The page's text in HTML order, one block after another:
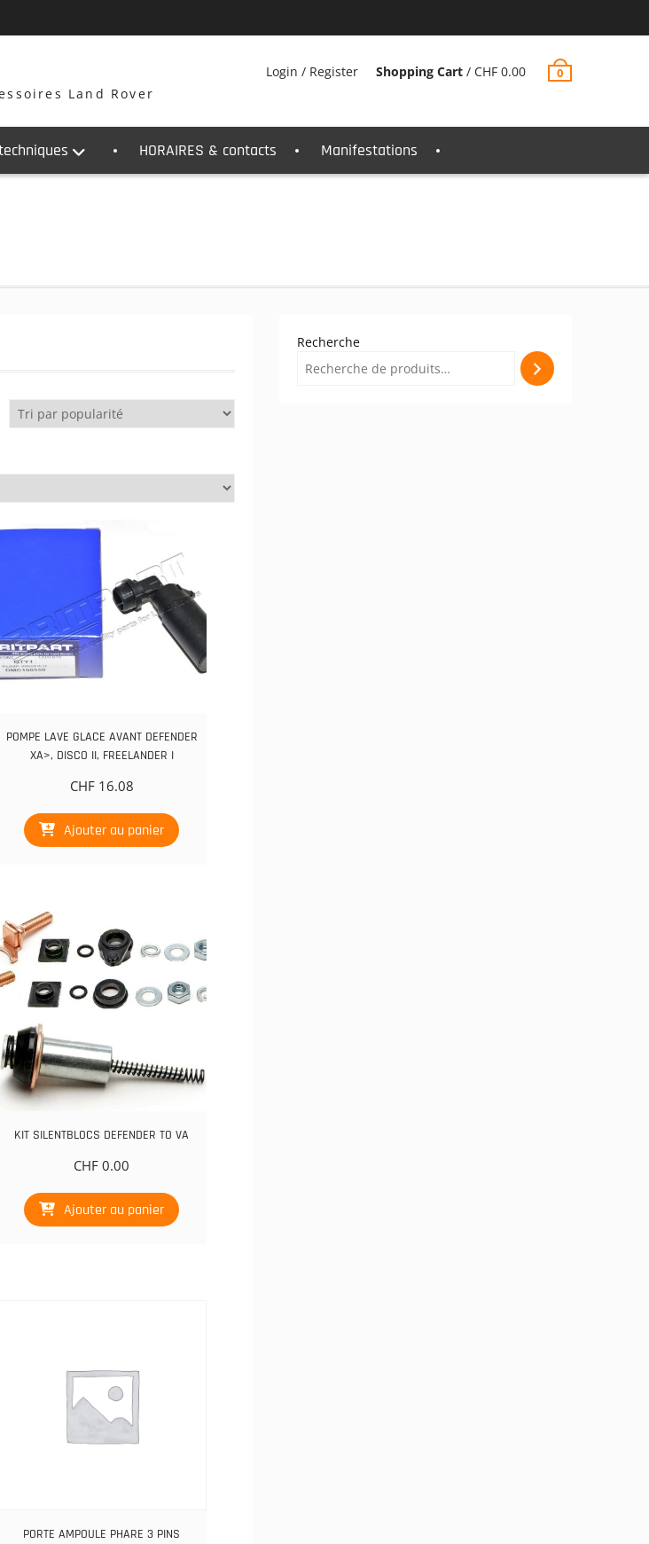
Land Rover
Login / Register Shopping Cart / CHF 0.00 0
HORAIRES & contacts Manifestations
POMPE LAVE GLACE AVANT DEFENDER
XA>, DISCO II, FREELANDER I
CHF16.08
Ajouter au panier
KIT SILENTBLOCS DEFENDER TO VA
CHF 0.00
Ajouter au panier
PORTE AMPOULE PHARE 3 PINS
Recherche